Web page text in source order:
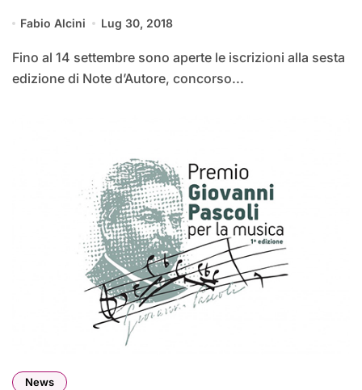
Fabio Alcini Lug 30, 2018
Fino al 14 settembre sono aperte le iscrizioni alla sesta
edizione di Note d’Autore, concorso...
News